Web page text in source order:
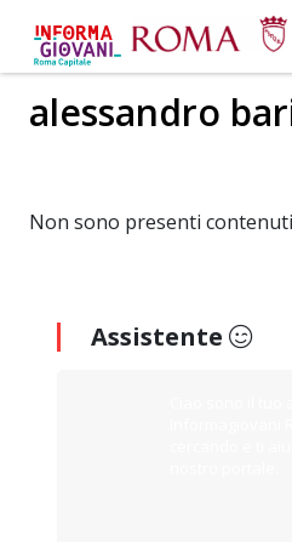
alessandro
Non sono presenti
Assistente